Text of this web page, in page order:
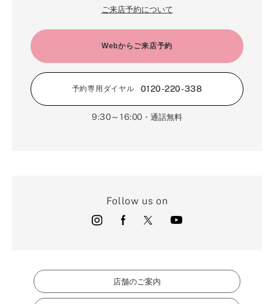
ご来店予約について
Webからご来店予約
予約専用ダイヤル 0120-220-338
9:30～16:00 ・通話無料
Follow us on
店舗のご案内